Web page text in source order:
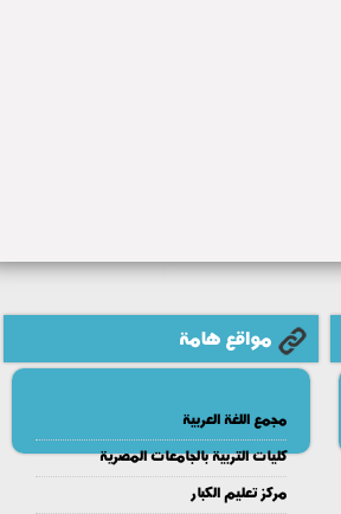
مواقع هامة
مجمع اللغة العربية
كليات التربية بالجامعات المصرية
مركز تعليم الكبار